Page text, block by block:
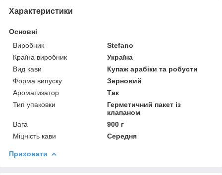
Характеристики
Основні
Виробник
Stefano
Країна виробник
Україна
Вид кави
Купаж арабіки та робусти
Форма випуску
Зерновий
Ароматизатор
Так
Тип упаковки
Герметичний пакет із
клапаном
Вага
900 г
Міцність кави
Середня
Приховати